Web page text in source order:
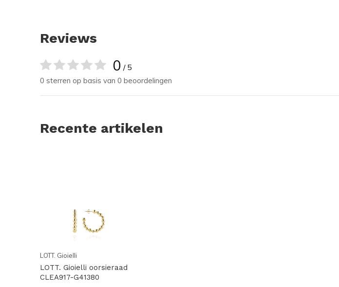
Reviews
0 / 5
0 sterren op basis van 0 beoordelingen
Recente artikelen
LOTT. Gioielli
LOTT. Gioielli oorsieraad
CLEA917-G41380